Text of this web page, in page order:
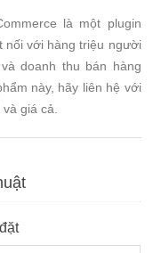
là một plugin
nối với hàng triệu người
doanh thu bán hàng
này, hãy liên hệ với
giá cả.